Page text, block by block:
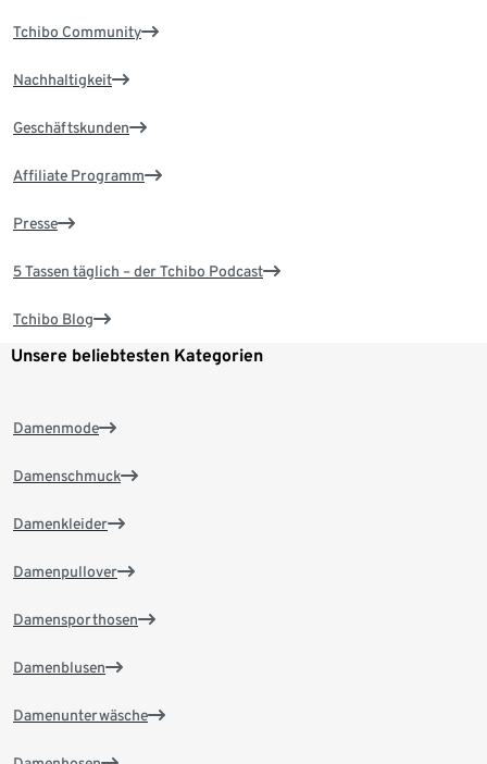
Tchibo Community
Nachhaltigkeit
Geschäftskunden
Affiliate Programm
Presse
5 Tassen täglich – der Tchibo Podcast
Tchibo Blog
Unsere beliebtesten Kategorien
Damenmode
Damenschmuck
Damenkleider
Damenpullover
Damensporthosen
Damenblusen
Damenunterwäsche